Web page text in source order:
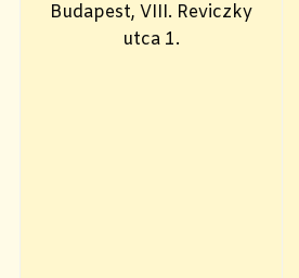
Budapest, VIII. Reviczky
utca 1.